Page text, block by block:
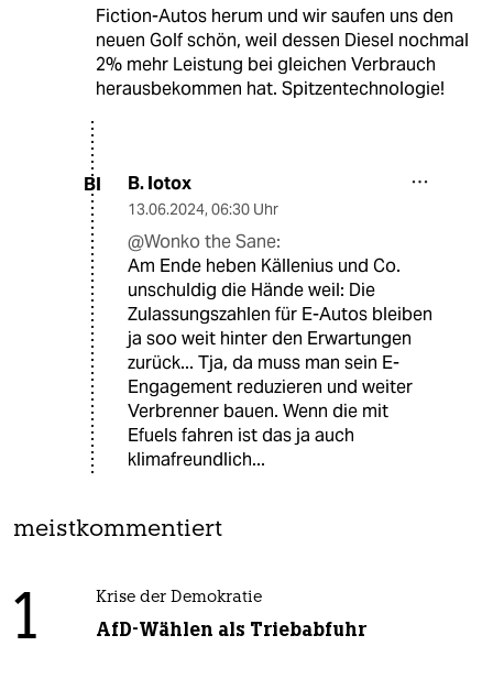
Fiction-Autos herum und wir saufen uns den
neuen Golf schön, weil dessen Diesel nochmal
2% mehr Leistung bei gleichen Verbrauch
herausbekommen hat. Spitzentechnologie!
BI B. Iotox
13.06.2024, 06:30 Uhr
@Wonko the Sane:
Am Ende heben Källenius und Co.
unschuldig die Hände weil: Die
Zulassungszahlen für E-Autos bleiben
ja soo weit hinter den Erwartungen
zurück... Tja, da muss man sein E-
Engagement reduzieren und weiter
Verbrenner bauen. Wenn die mit
Efuels fahren ist das ja auch
klimafreundlich...
meistkommentiert
1 Krise der Demokratie
AfD-Wählen als Triebabfuhr